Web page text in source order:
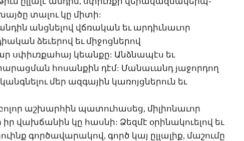
տա­լու կը մի­տի:
անց­նե­լով վճռա­կան եւ ար­դիւ­նա­ւոր
ձե­ւե­րով եւ մի­ջոց­նե­րով
սփիւռ­քա­հայ կեան­քը: Անձ­նա­պէս եւ
հո­սան­քին դէմ: ­Մա­նա­ւանդ յա­ջոր­դող
մեր ազ­գա­յին կա­ռոյց­նե­րուն եւ
աշ­խար­հին պա­տու­հա­սեց, մի­լիո­նա­ւոր
իր վախ­ճա­նին կը հաս­նի: ­Ձեզ­մէ օ­րի­նա­կո­ւե­լով եւ
գոր­ծա­վա­րա­կով, գործ կայ ըլ­լա­լիք, մա­շու­մը